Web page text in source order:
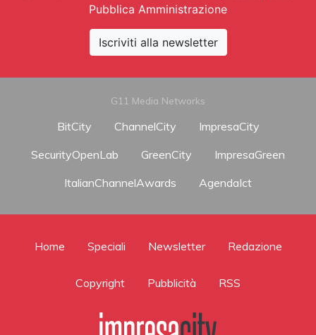
Pubblica Amministrazione
Iscriviti alla newsletter
G11 Media Networks
BitCity ChannelCity
ImpresaCity
SecurityOpenLab
GreenCity
ImpresaGreen
ItalianChannelAwards
AgendaIct
Home Speciali Newsletter Redazione
Copyright Pubblicità RSS